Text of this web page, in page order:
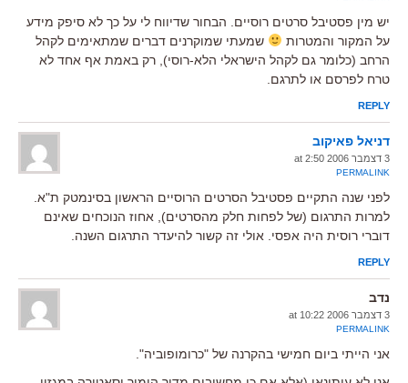
יש מין פסטיבל סרטים רוסיים. הבחור שדיווח לי על כך לא סיפק מידע
על המקור והמטרות
שמעתי שמוקרנים דברים שמתאימים לקהל
הרחב (כלומר גם לקהל הישראלי הלא-רוסי), רק באמת אף אחד לא
טרח לפרסם או לתרגם.
REPLY
דניאל פאיקוב
3 דצמבר 2006 at 2:50
PERMALINK
לפני שנה התקיים פסטיבל הסרטים הרוסיים הראשון בסינמטק ת"א.
למרות התרגום (של לפחות חלק מהסרטים), אחוז הנוכחים שאינם
דוברי רוסית היה אפסי. אולי זה קשור להיעדר התרגום השנה.
REPLY
נדב
3 דצמבר 2006 at 10:22
PERMALINK
אני הייתי ביום חמישי בהקרנה של "כרומופוביה".